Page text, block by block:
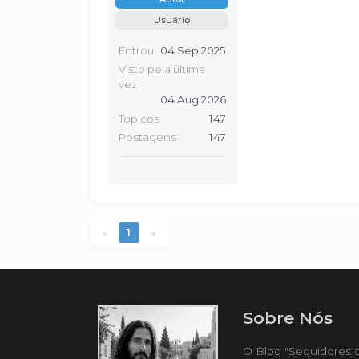
Usuário
Entrou
04 Sep 2025
Visto pela última
vez
04 Aug 2026
Tópicos
147
Postagens
147
« 1 »
Sobre Nós
O Blog "Seguidores